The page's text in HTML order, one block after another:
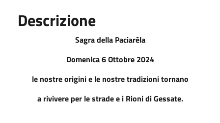
Descrizione
Sagra della Paciarèla
Domenica 6 Ottobre 2024
le nostre origini e le nostre tradizioni tornano
a rivivere per le strade e i Rioni di Gessate.